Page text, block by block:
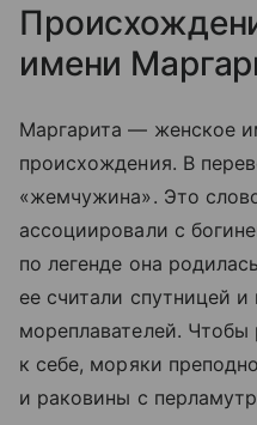
имени
Маргарита — женское
происхождения. В
«жемчужина». Это
ассоциировали с
по легенде она
ее считали спутницей
мореплавателей.
к себе, моряки
и раковины с